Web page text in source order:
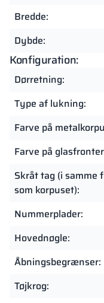
Bredde:
Dybde:
Konfiguration:
Dørretning:
Type af lukning:
Farve på
Farve på
Skråt tag (i samme
som korpuset):
Nummerplader:
Hovednøgle:
Åbningsbegrænser:
Tøjkrog: